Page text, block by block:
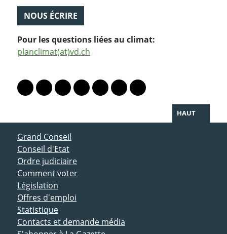
NOUS ÉCRIRE
Pour les questions liées au climat:
planclimat(at)vd.ch
Lien vers le profil Mastodon
Lien vers le profil Bluesky
Lien vers le profil Instagram
Lien vers le profil Linkedin
Lien vers le profil Facebook
Lien vers le profil Twitter
Partager par WhatsApp
HAUT
ACCÈS DIRECT
Grand Conseil
Conseil d'Etat
Ordre judiciaire
Comment voter
Législation
Offres d'emploi
Statistique
Contacts et demande média